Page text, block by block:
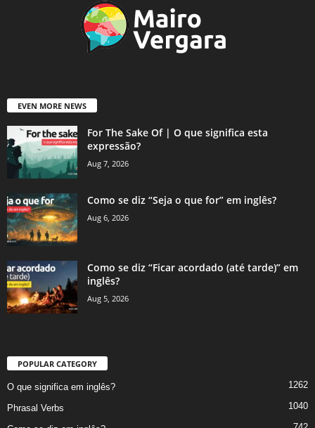
EVEN MORE NEWS
For The Sake Of | O que significa esta
expressão?
Aug 7, 2026
Como se diz “Seja o que for” em inglês?
Aug 6, 2026
Como se diz “Ficar acordado (até tarde)” em
inglês?
Aug 5, 2026
POPULAR CATEGORY
O que significa em inglês? 1262
Phrasal Verbs 1040